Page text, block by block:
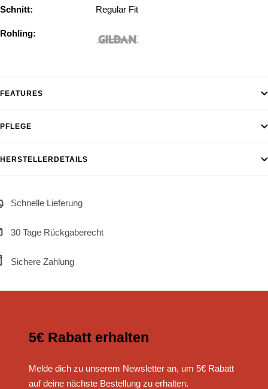
Schnitt: Regular Fit
Rohling:
FEATURES
PFLEGE
HERSTELLERDETAILS
Schnelle Lieferung
30 Tage Rückgaberecht
Sichere Zahlung
5€ Rabatt erhalten
Melde dich zu unserem Newsletter an, um 5€ Rabatt
auf deine nächste Bestellung zu erhalten.